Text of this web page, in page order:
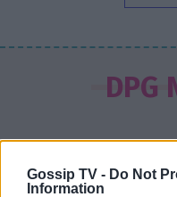
Gossip TV - Do Not
Information
Ειρήνη Νικολοπούλου:
έχει γίνει το σόου
HOLLYWOOD
DPG